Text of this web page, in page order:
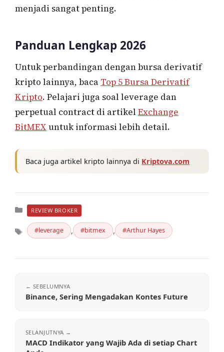
menjadi sangat penting.
Panduan Lengkap 2026
Untuk perbandingan dengan bursa derivatif
kripto lainnya, baca Top 5 Bursa Derivatif
Kripto. Pelajari juga soal leverage dan
perpetual contract di artikel Exchange
BitMEX untuk informasi lebih detail.
Baca juga artikel kripto lainnya di Kriptova.com
Kategori
REVIEW BROKER
Tag leverage , bitmex , Arthur Hayes
Binance, Sering Mengadakan Kontes Future
MACD Indikator yang Wajib Ada di setiap Chart